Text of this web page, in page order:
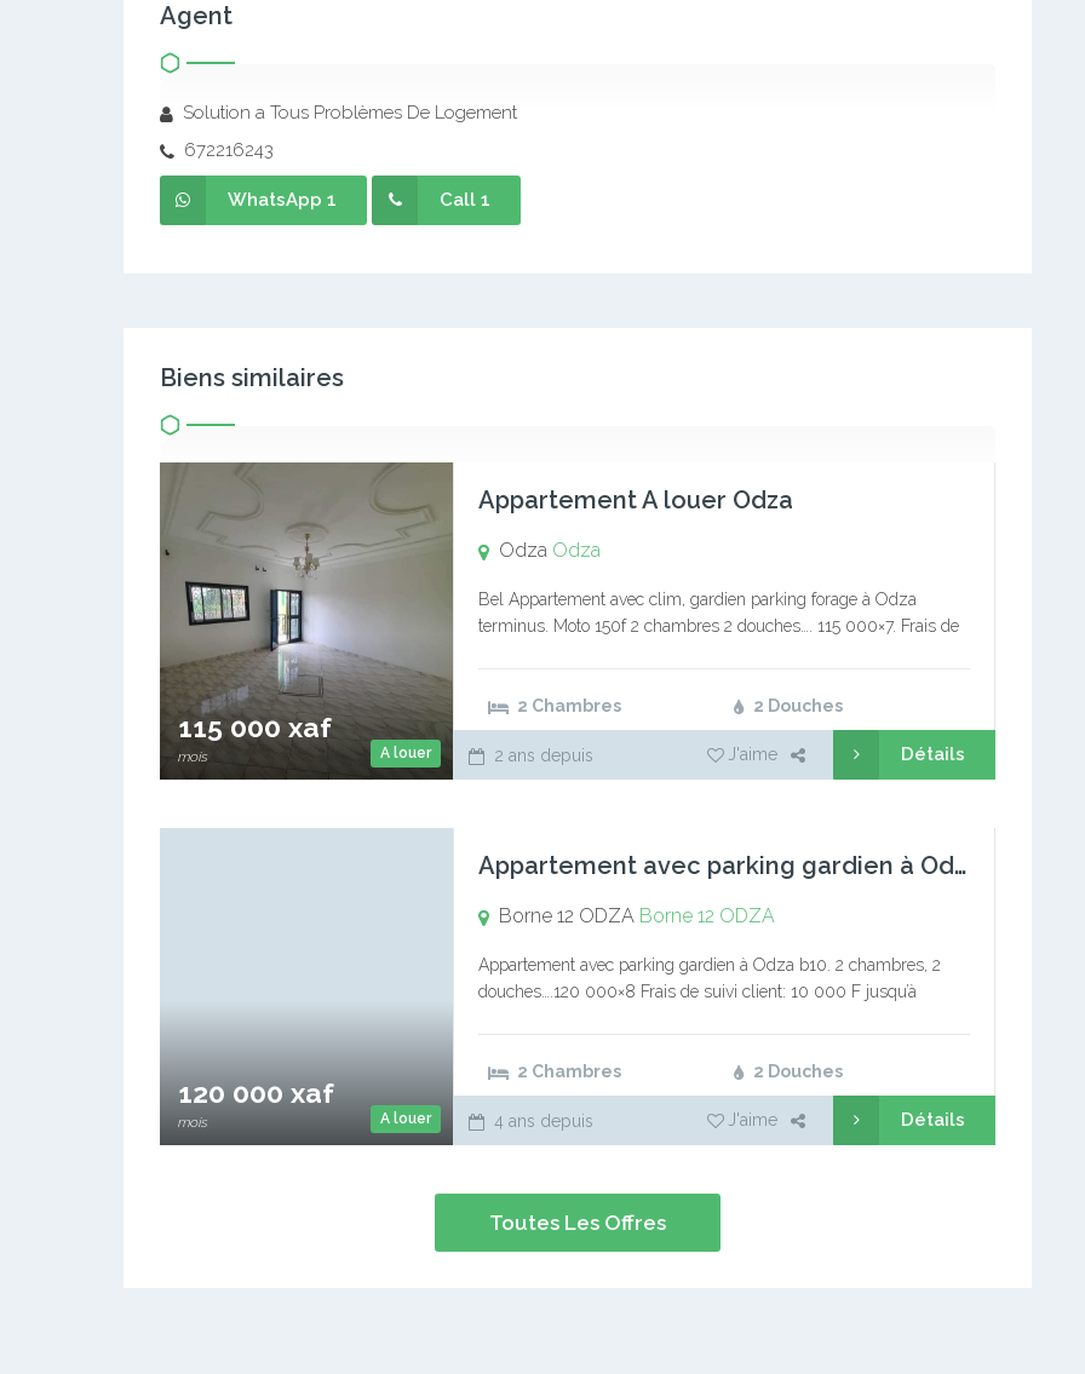
Agent
Solution a Tous Problèmes De Logement
672216243
WhatsApp 1 Call 1
Biens similaires
A louer
115 000 xaf
mois
Appartement A louer Odza
Odza Odza
Bel Appartement avec clim, gardien parking forage à Odza
terminus. Moto 150f 2 chambres 2 douches…. 115 000×7. Frais de
2 Chambres 2 Douches
2 ans depuis J'aime Détails
A louer
120 000 xaf
mois
Appartement avec parking gardien à Odza b10. 2 chambres, 2 d
Borne 12 ODZA Borne 12 ODZA
Appartement avec parking gardien à Odza b10. 2 chambres, 2
douches….120 000×8 Frais de suivi client: 10 000 F jusqu’à
2 Chambres
2 Douches
4 ans depuis J'aime Détails
Toutes Les Offres